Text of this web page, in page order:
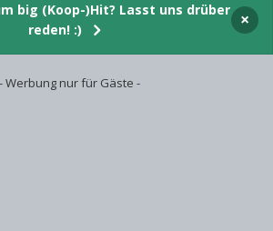
big (Koop-)Hit? Lasst uns drüber
reden! :)
×
- Werbung nur für Gäste -